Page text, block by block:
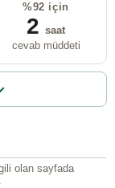
%92 için
2 saat
cevab müddeti
olan sayfada